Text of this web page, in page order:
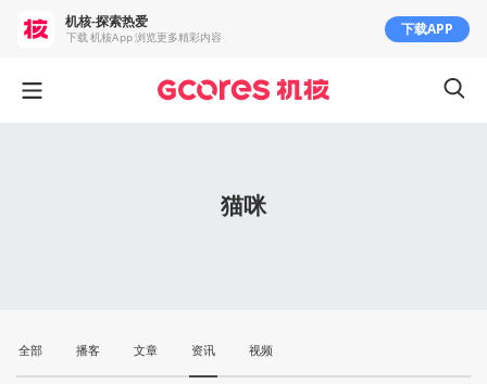
猫咪
全部 播客 文章 资讯 视频
机核-探索热爱
下载 机核App 浏览更多精彩内容 下载APP